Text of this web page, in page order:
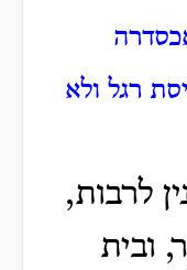
רגל ולא
לרבות,
ובית